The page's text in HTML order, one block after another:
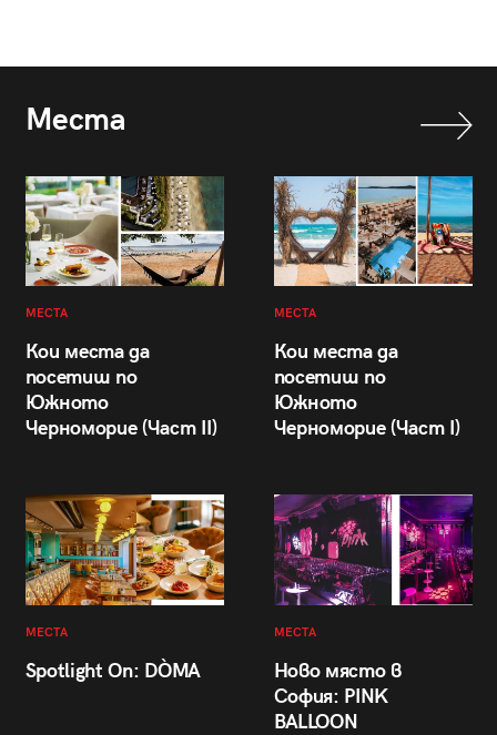
Места
МЕСТА
Кои места да
посетиш по
Южното
Черноморие (Част II)
МЕСТА
Кои места да
посетиш по
Южното
Черноморие (Част I)
МЕСТА
Spotlight On: DÒMA
МЕСТА
Ново място в
София: PINK
BALLOON